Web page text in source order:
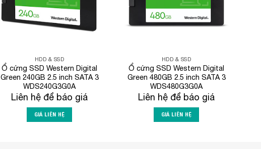
HDD & SSD
Ổ cứng SSD Western Digital
Green 240GB 2.5 inch SATA 3
WDS240G3G0A
Liên hệ để báo giá
GIÁ LIÊN HỆ
HDD & SSD
Ổ cứng SSD Western Digital
Green 480GB 2.5 inch SATA 3
WDS480G3G0A
Liên hệ để báo giá
GIÁ LIÊN HỆ